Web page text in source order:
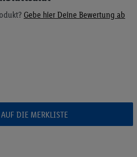
Gebe hier Deine Bewertung ab
AUF DIE MERKLISTE